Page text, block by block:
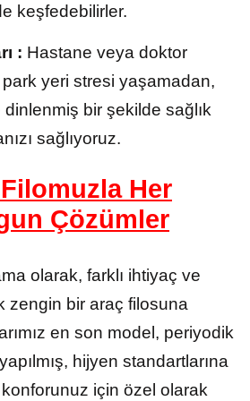
keşfedebilirler.
: Hastane veya doktor
park yeri stresi yaşamadan,
bir şekilde sağlık
sağlıyoruz.
Her
Çözümler
olarak, farklı ihtiyaç ve
zengin bir araç filosuna
en son model, periyodik
hijyen standartlarına
için özel olarak